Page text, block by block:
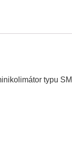
typu